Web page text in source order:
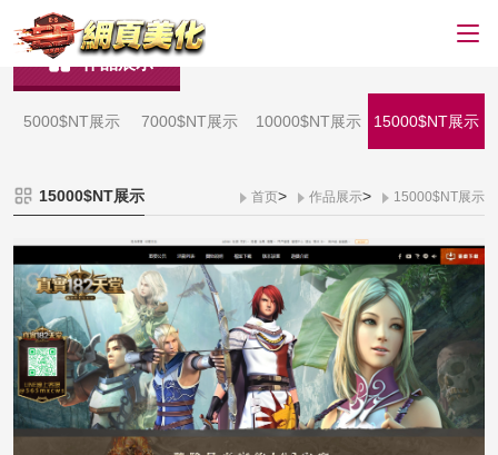
作品展示
5000$NT展示 7000$NT展示 10000$NT展示 15000$NT展示
15000$NT展示 首页> 作品展示> 15000$NT展示